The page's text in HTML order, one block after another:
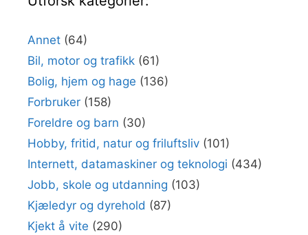
Annet (64)
Bil, motor og trafikk (61)
Bolig, hjem og hage (136)
Forbruker (158)
Foreldre og barn (30)
Hobby, fritid, natur og friluftsliv (101)
Internett, datamaskiner og teknologi (434)
Jobb, skole og utdanning (103)
Kjæledyr og dyrehold (87)
Kjekt å vite (290)